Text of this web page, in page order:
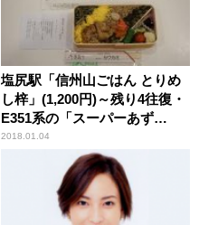
塩尻駅「信州山ごはん とりめ
し梓」(1,200円)～残り4往復・
E351系の「スーパーあず
さ」！
2018.01.04